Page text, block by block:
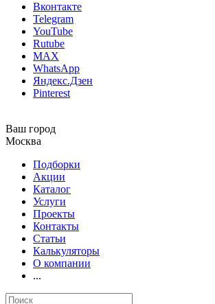
Вконтакте
Telegram
YouTube
Rutube
MAX
WhatsApp
Яндекс.Дзен
Pinterest
Ваш город
Москва
Подборки
Акции
Каталог
Услуги
Проекты
Контакты
Статьи
Калькуляторы
О компании
...